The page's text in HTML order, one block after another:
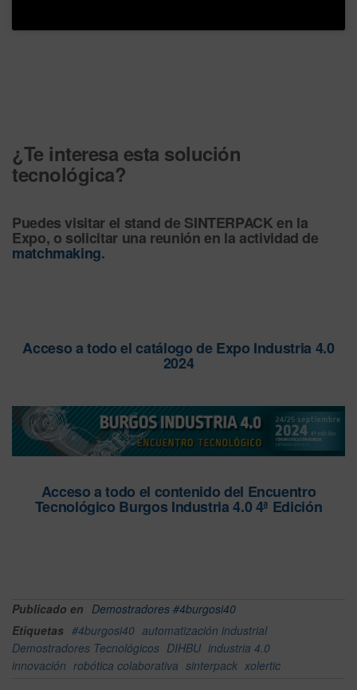
¿Te interesa esta solución
tecnológica?
Puedes visitar el stand de SINTERPACK en la
Expo, o solicitar una reunión en la actividad de
matchmaking.
Acceso a todo el catálogo de Expo Industria 4.0
2024
Acceso a todo el contenido del Encuentro
Tecnológico Burgos Industria 4.0 4ª Edición
Publicado en Demostradores #4burgosi40
Etiquetas #4burgosi40 automatización industrial
Demostradores Tecnológicos DIHBU industria 4.0
innovación robótica colaborativa sinterpack xolertic